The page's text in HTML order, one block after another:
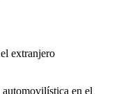
extranjero
automovilística en el